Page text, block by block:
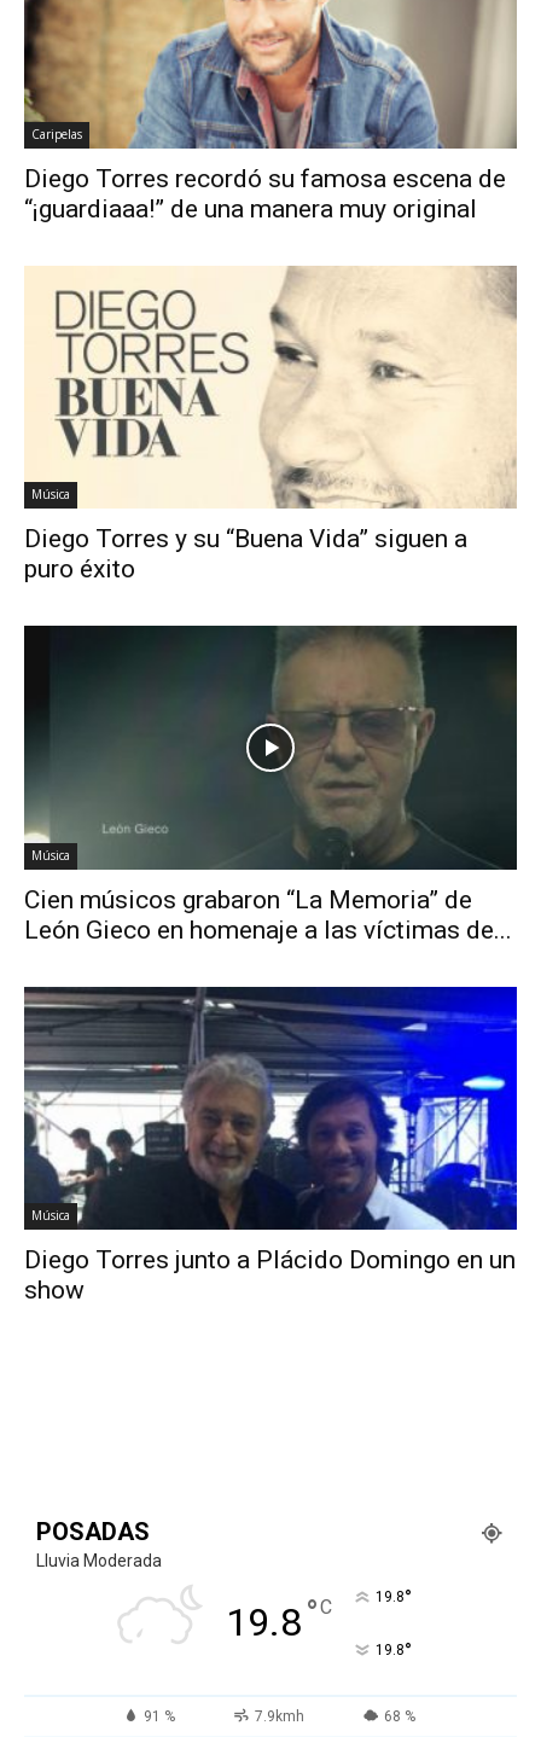
Caripelas
Diego Torres recordó su famosa escena de
“¡guardiaaa!” de una manera muy original
Música
Diego Torres y su “Buena Vida” siguen a
puro éxito
Música
Cien músicos grabaron “La Memoria” de
León Gieco en homenaje a las víctimas de...
Música
Diego Torres junto a Plácido Domingo en un
show
POSADAS
Lluvia Moderada
19.8°C 19.8°
19.8°
91 % 7.9kmh 68 %